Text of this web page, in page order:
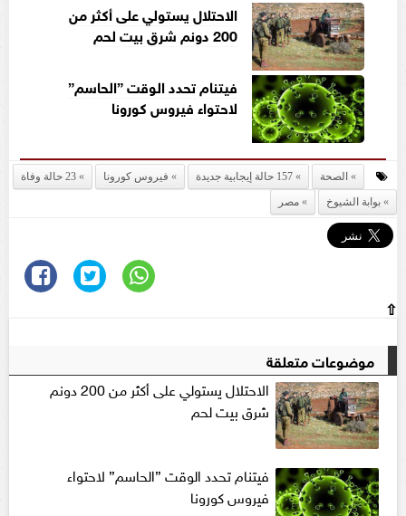
الاحتلال يستولي على أكثر من
200 دونم شرق بيت لحم
فيتنام تحدد الوقت ”الحاسم”
لاحتواء فيروس كورونا
الصحة 157 حالة إيجابية جديدة فيروس كورونا
23 حالة وفاة
بوابة الشيوخ
مصر
⇧
موضوعات متعلقة
الاحتلال يستولي على أكثر من 200 دونم
شرق بيت لحم
فيتنام تحدد الوقت ”الحاسم” لاحتواء
فيروس كورونا